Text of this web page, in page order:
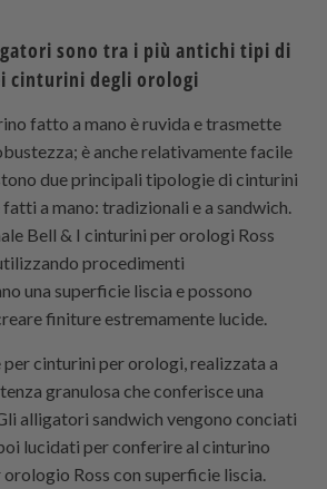
sono tra i più antichi tipi di
cinturini degli orologi
fatto a mano è ruvida e trasmette
è anche relativamente facile
due principali tipologie di cinturini
a mano: tradizionali e a sandwich.
Bell & I cinturini per orologi Ross
procedimenti
una superficie liscia e possono
finiture estremamente lucide.
cinturini per orologi, realizzata a
granulosa che conferisce una
alligatori sandwich vengono conciati
lucidati per conferire al cinturino
Ross con superficie liscia.